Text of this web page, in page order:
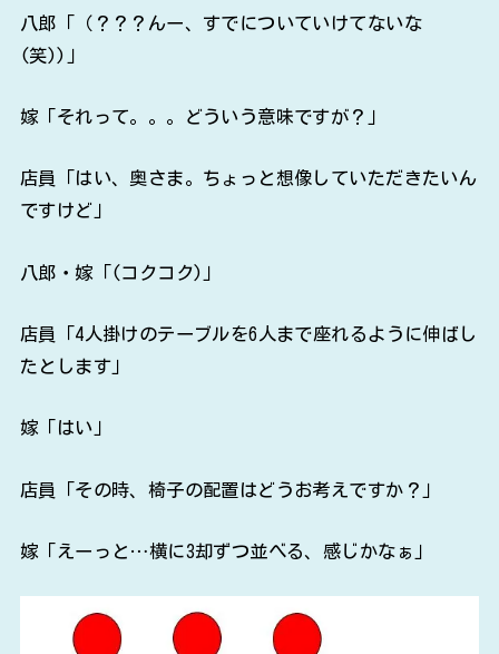
八郎「（？？？んー、すでについていけてないな
(笑))」
嫁「それって。。。どういう意味ですが？」
店員「はい、奥さま。ちょっと想像していただきたいん
ですけど」
八郎・嫁「(コクコク)」
店員「4人掛けのテーブルを6人まで座れるように伸ばし
たとします」
嫁「はい」
店員「その時、椅子の配置はどうお考えですか？」
嫁「えーっと…横に3却ずつ並べる、感じかなぁ」